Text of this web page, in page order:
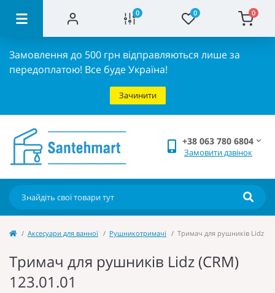
0 0 0
Замовлення до 500 грн відправляються лише за
передоплатою! Все буде Україна!
Зачинити
+38 063 780 6804
Замовити дзвінок
Аксесуари для ванної Рушникотримачі Тримач для рушників Lidz
Тримач для рушників Lidz (CRM)
123.01.01